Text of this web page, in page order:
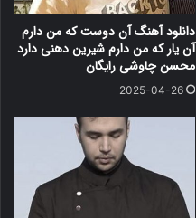
دانلود آهنگ آن دوست که من دارم
آن یار که من دارم شیرین دهنی دارد
محسن چاوشی رایگان
2025-04-26